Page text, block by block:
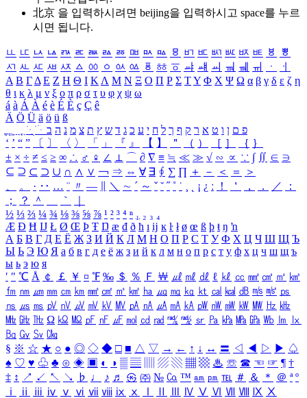
北京 을 입력하시려면 beijing을 입력하시고 space를 누르
시면 됩니다.
ㅥ ㅦ ㅧ ㅨ ㅩ ㅪ ㅫ ㅬ ㅭ ㅮ ㅯ ㅰ ㅱ ㅲ ㅳ ㅴ ㅵ ㅶ ㅷ ㅸ
ㅹ
ㅺ ㅻ ㅼ ㅽ ㅾ ㅿ ㆀ ㆁ ㆂ ㆃ ㆄ ㆅ ㆆ ㆇ ㆈ ㆉ ㆊ ㆋ ㆌ ㆍ
ㆎ
Α Β ΓΔ Ε Ζ Η Θ Ι ΚΛ Μ Ν Ξ Ο Π Ρ Σ ΤΥ Φ Χ Ψ Ω α β γ δ ε ζ η
θ ι κ λ μ ν ξ ο π ρ σ τ υ φ χ ψ ω
á à Á À é è É È ç Ç ê
Ä Ö Ü ä ö ü ß
ִֶֹ ֻּ ׁׂ פ ם ן ו ט א ר ק ף ך ל ח י ע כ ג ד ש ץ ת צ מ נ ה ב
‘ ’ “ ” 〔 〕 〈 〉 「 」 『 』 【 】 ＂ （ ） ［ ］ ｛ ｝
± × ÷ ≠ ≤ ≥ ∞ ∴ ♂ ♀ ∠ ⊥ ⌒ ∂ ∇ ≡ ≒ ≪ ≫ √ ∽ ∝ ∵ ∫ ∬ ∈ ∋
⊆ ⊇ ⊂ ⊃ ∪ ∩ ∧ ∨ ￢ ⇒ ⇔ ∀ ∃ ∮ ∑ ∏ ＋ － ＜ ＝
＞
、
。 · ‥ … ¨ 〃 ― ＼ ∼ ´ ～ ˇ ˘ ˝ ˚ ˙ ¸ ¡ ¿ ː ！ ＇ ， ． ／
：
；
？ ＾ ｀
½ ⅓ ⅔ ¼ ¾ ⅛ ⅜ ⅝ ⅞ ¹ ² ³ ⁴ ⁿ ₁ ₂ ₃ ₄
Æ Ð Ħ Ĳ Ł Ø Œ Þ Ŧ Ŋ æ đ ð ħ ı ĳ ĸ ŀ ł ø œ ß þ ŧ ŋ ŉ
А Б В Г Д Е Ё Ж З И Й К Л М Н О П Р С Т У Ф Х Ц Ч Ш Щ Ъ
Ы Ь Э Ю Я а б в г д е ё ж з и й к л м н о п р с т у ф х ц ч ш щ ъ
ы ь э ю я
′ ″ ℃ Å ￠ ￡ ￥ ¤ ℉ ‰ ＄ ％ Ｆ ￦ ㎕ ㎖ ㎗ ℓ ㎘ ㏄ ㎣ ㎤ ㎥ ㎦
㎙ ㎚ ㎛ ㎜ ㎝ ㎞ ㎟ ㎠ ㎡ ㎢ ㏊ ㎍ ㎎ ㎏ ㏏ ㎈ ㎉ ㏈ ㎧ ㎨ ㎰
㎱ ㎲ ㎳ ㎴ ㎵ ㎶ ㎷ ㎸ ㎹ ㎀ ㎁ ㎂ ㎃ ㎄ ㎺ ㎻ ㎽ ㎾ ㎿ ㎐ ㎑
㎒ ㎓ ㎔ Ω ㏀ ㏁ ㎊ ㎋ ㎌ ㏖ ㏅ ㎭ ㎮ ㎯ ㏛ ㎩ ㎪ ㎫ ㎬ ㏝ ㏐
㏓
㏃ ㏉ ㏜ ㏆
§ ※ ☆ ★ ○ ● ◎ ◇ ◆ □ ■ △ ▽ → ← ↑ ↓ ↔ 〓 ◁ ◀ ▷ ▶ ♤
♠ ♡ ♥ ♧ ♣ ⊙ ◈ ▣ ◐ ◑ ▒ ▤ ▨ ▧ ▦ ▩ ♨ ☏ ☎ ☜ ☞ ¶ †
‡ ↕ ↗ ↙ ↖ ↘ ♭ ♩ ♪ ♬ ㉿ ㈜ № ㏇ ™ ㏂ ㏘ ℡ ＃ ＆ ＊ ＠ ª º
ⅰ
ⅱ ⅲ ⅳ ⅴ ⅵ ⅶ ⅷ ⅸ ⅹ Ⅳ Ⅴ Ⅵ Ⅶ Ⅷ Ⅸ Ⅹ